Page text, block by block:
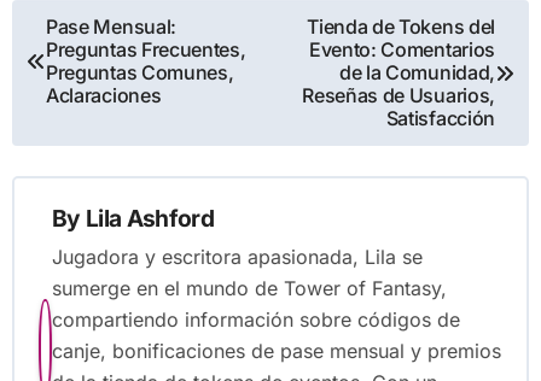
Post
navigation
Pase Mensual:
Preguntas Frecuentes,
Preguntas Comunes,
Aclaraciones
Tienda de Tokens del
Evento: Comentarios
de la Comunidad,
Reseñas de Usuarios,
Satisfacción
By Lila Ashford
Jugadora y escritora apasionada, Lila se
sumerge en el mundo de Tower of Fantasy,
compartiendo información sobre códigos de
canje, bonificaciones de pase mensual y premios